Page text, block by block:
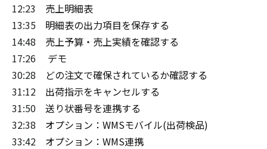
12:23 売上明細表
13:35 明細表の出力項目を保存する
14:48 売上予算・売上実績を確認する
17:26 デモ
30:28 どの注文で確保されているか確認する
31:12 出荷指示をキャンセルする
31:50 送り状番号を連携する
32:38 オプション：WMSモバイル(出荷検品)
33:42 オプション：WMS連携